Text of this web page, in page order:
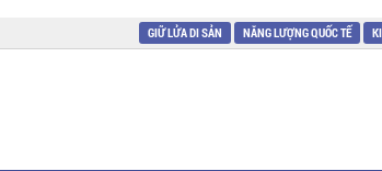
GIỮ LỬA DI SẢN NĂNG LƯỢNG QUỐC TẾ